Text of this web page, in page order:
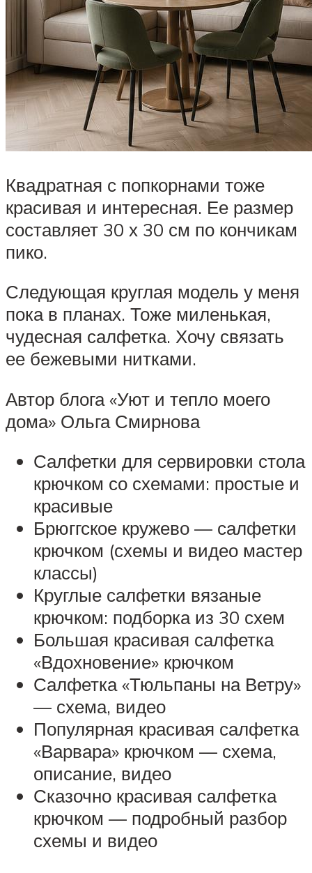
Квадратная с попкорнами тоже
красивая и интересная. Ее размер
составляет 30 х 30 см по кончикам
пико.
Следующая круглая модель у меня
пока в планах. Тоже миленькая,
чудесная салфетка. Хочу связать
ее бежевыми нитками.
Автор блога «Уют и тепло моего
дома» Ольга Смирнова
Салфетки для сервировки стола
крючком со схемами: простые и
красивые
Брюггское кружево — салфетки
крючком (схемы и видео мастер
классы)
Круглые салфетки вязаные
крючком: подборка из 30 схем
Большая красивая салфетка
«Вдохновение» крючком
Салфетка «Тюльпаны на Ветру»
— схема, видео
Популярная красивая салфетка
«Варвара» крючком — схема,
описание, видео
Сказочно красивая салфетка
крючком — подробный разбор
схемы и видео